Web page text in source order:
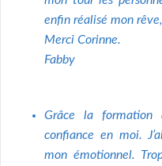
enfin réalisé mon
Merci Corinne.
Fabby
Grâce la formation
confiance en moi.
mon émotionnel.